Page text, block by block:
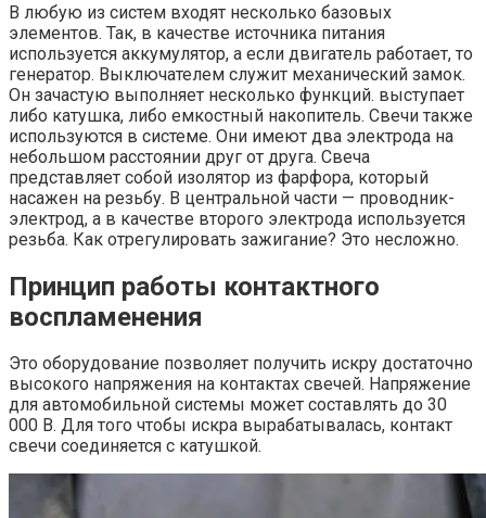
В любую из систем входят несколько базовых
элементов. Так, в качестве источника питания
используется аккумулятор, а если двигатель работает, то
генератор. Выключателем служит механический замок.
Он зачастую выполняет несколько функций. выступает
либо катушка, либо емкостный накопитель. Свечи также
используются в системе. Они имеют два электрода на
небольшом расстоянии друг от друга. Свеча
представляет собой изолятор из фарфора, который
насажен на резьбу. В центральной части — проводник-
электрод, а в качестве второго электрода используется
резьба. Как отрегулировать зажигание? Это несложно.
Принцип работы контактного
воспламенения
Это оборудование позволяет получить искру достаточно
высокого напряжения на контактах свечей. Напряжение
для автомобильной системы может составлять до 30
000 В. Для того чтобы искра вырабатывалась, контакт
свечи соединяется с катушкой.